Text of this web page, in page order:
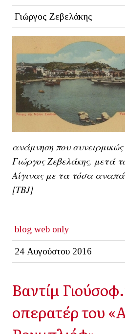
Γιώργος Ζεβελάκης
ανάμνηση που
Γιώργος Ζεβελάκης, μετά
Αίγινας με τα τόσα
[ΤΒJ]
blog web only
24 Αυγούστου 2016
Βαντίμ
οπερατέρ του